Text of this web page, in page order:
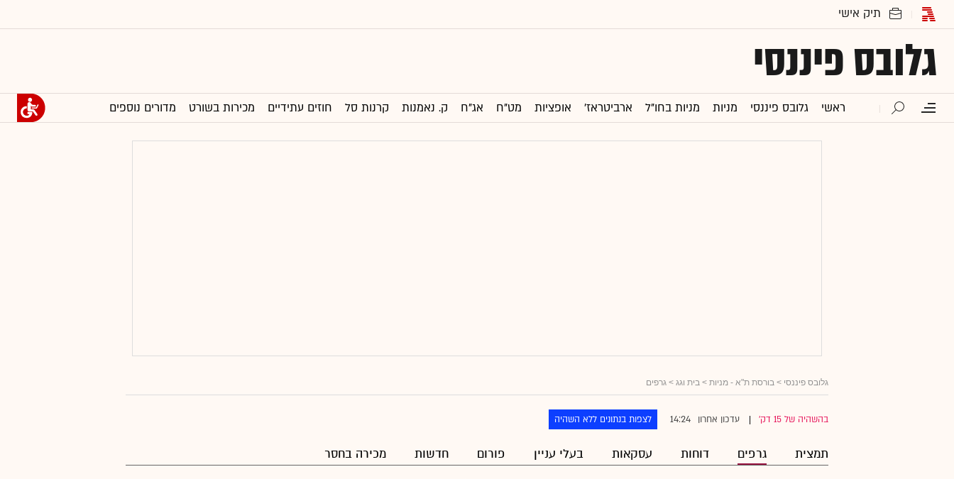
גלובס פיננסי
ראשי גלובס פיננסי מניות מניות בחו"ל ארביטראז' אופציות מט"ח אג"ח ק. נאמנות קרנות סל חוזים עתידיים מכירות בשורט מדורים נוספים
גלובס פיננסי > בורסת ת"א - מניות > בית וגג > גרפים
בהשהיה של 15 דק' עדכון אחרון 14:24 לצפות בנתונים ללא השהיה
תמצית גרפים דוחות עסקאות בעלי עניין פורום חדשות מכירה בחסר